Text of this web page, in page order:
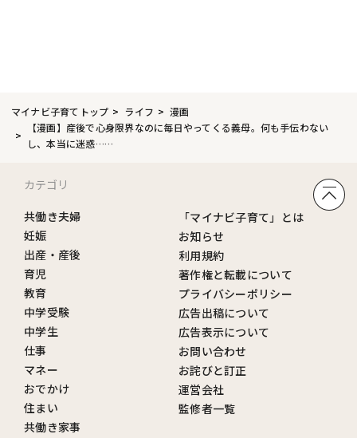
マイナビ子育てトップ ライフ
漫画
【漫画】産後で心身限界なのに毎日やってくる義母。何も手伝わない
し、本当に迷惑……
カテゴリ
共働き夫婦
妊娠
出産・産後
育児
教育
中学受験
中学生
仕事
マネー
おでかけ
住まい
共働き家事
「マイナビ子育て」とは
お知らせ
利用規約
著作権と転載について
プライバシーポリシー
広告出稿について
広告表示について
お問い合わせ
お詫びと訂正
運営会社
監修者一覧